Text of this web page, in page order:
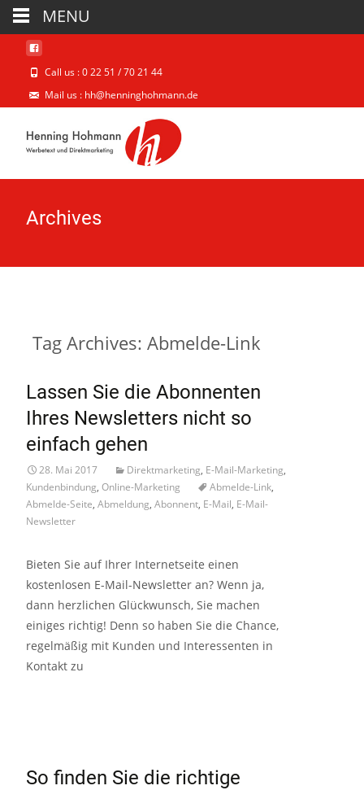
Call us : 0 22 51 / 70 21 44
Mail us : hh@henninghohmann.de
Archives
Tag Archives: Abmelde-Link
Lassen Sie die Abonnenten
Ihres Newsletters nicht so
einfach gehen
28. Mai 2017 Direktmarketing, E-Mail-Marketing,
Kundenbindung, Online-Marketing Abmelde-Link,
Abmelde-Seite, Abmeldung, Abonnent, E-Mail, E-Mail-
Newsletter
Bieten Sie auf Ihrer Internetseite einen
kostenlosen E-Mail-Newsletter an? Wenn ja,
dann herzlichen Glückwunsch, Sie machen
einiges richtig! Denn so haben Sie die Chance,
regelmäßig mit Kunden und Interessenten in
Kontakt zu
So finden Sie die richtige
MENU